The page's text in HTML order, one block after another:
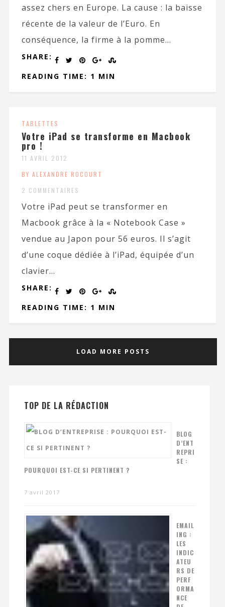
assez chers en Europe. La cause : la baisse
récente de la valeur de l’Euro. En
conséquence, la firme à la pomme...
SHARE:
READING TIME: 1 MIN
TABLETTES
Votre iPad se transforme en Macbook
pro !
11 AVRIL 2012
BY ALEXANDRE ROCOURT
2 COMMENTAIRES
Votre iPad peut se transformer en
Macbook grâce à la « Notebook Case »
vendue au Japon pour 56 euros. Il s’agit
d’une coque dédiée à l’iPad, équipée d’un
clavier...
SHARE:
READING TIME: 1 MIN
LOAD MORE POSTS
TOP DE LA RÉDACTION
BLOG
D’ENT
REPRI
SE :
POURQUOI EST-CE SI PERTINENT ?
7 avril 2017
EMAIL
ING :
LES
INDIC
ATEU
RS DE
PERF
ORMA
NCE